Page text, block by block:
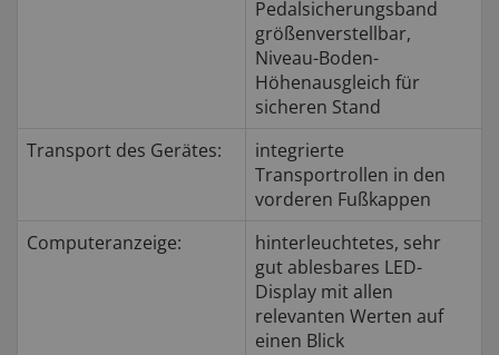
Pedalsicherungsband
größenverstellbar,
Niveau-Boden-
Höhenausgleich für
sicheren Stand
Transport des Gerätes:
integrierte
Transportrollen in den
vorderen Fußkappen
Computeranzeige:
hinterleuchtetes, sehr
gut ablesbares LED-
Display mit allen
relevanten Werten auf
einen Blick